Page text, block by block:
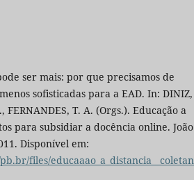
ser mais: por que precisamos de
sofisticadas para a EAD. In: DINIZ,
FERNANDES, T. A. (Orgs.). Educação a
para subsidiar a docência online. João
Disponível em:
files/